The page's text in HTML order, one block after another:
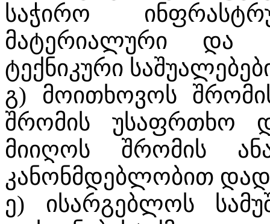
საჭირო
მატერიალური და
ტექნიკური
გ) მოითხოვოს
შრომის უსაფრთხო
მიიღოს შრომის
კანონმდებლობით
ე) ისარგებლოს